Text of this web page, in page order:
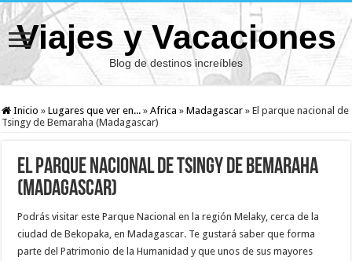
Viajes y Vacaciones
Blog de destinos increíbles
Inicio » Lugares que ver en... » Africa » Madagascar » El parque nacional de
Tsingy de Bemaraha (Madagascar)
El parque nacional de Tsingy de Bemaraha
(Madagascar)
Podrás visitar este Parque Nacional en la región Melaky, cerca de la
ciudad de Bekopaka, en Madagascar. Te gustará saber que forma
parte del Patrimonio de la Humanidad y que unos de sus mayores